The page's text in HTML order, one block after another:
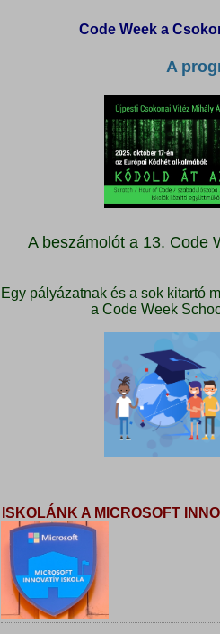
Code Week a
A
A beszámolót a 13. Code
Egy pályázatnak és a sok kitartó
a Code Week
ISKOLÁNK A MICROSOFT